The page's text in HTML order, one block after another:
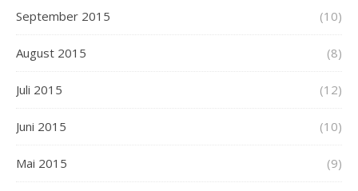
September 2015 (10)
August 2015 (8)
Juli 2015 (12)
Juni 2015 (10)
Mai 2015 (9)